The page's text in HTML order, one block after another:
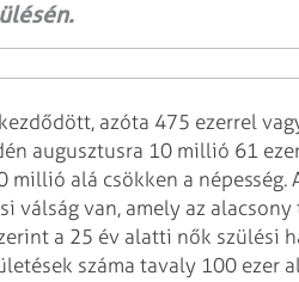
azóta 475 ezerrel
augusztusra 10 millió 61
millió alá csökken a népesség.
válság van, amely az
a 25 év alatti nők szülési
száma tavaly 100 ezer